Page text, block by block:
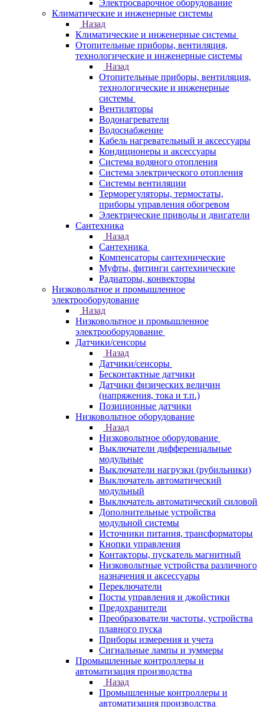
Электросварочное оборудование
Климатические и инженерные системы
Назад
Климатические и инженерные системы
Отопительные приборы, вентиляция,
технологические и инженерные системы
Назад
Отопительные приборы, вентиляция,
технологические и инженерные
системы
Вентиляторы
Водонагреватели
Водоснабжение
Кабель нагревательный и аксессуары
Кондиционеры и аксессуары
Система водяного отопления
Система электрического отопления
Системы вентиляции
Терморегуляторы, термостаты,
приборы управления обогревом
Электрические приводы и двигатели
Сантехника
Назад
Сантехника
Компенсаторы сантехнические
Муфты, фитинги сантехнические
Радиаторы, конвекторы
Низковольтное и промышленное
электрооборудование
Назад
Низковольтное и промышленное
электрооборудование
Датчики/сенсоры
Назад
Датчики/сенсоры
Бесконтактные датчики
Датчики физических величин
(напряжения, тока и т.п.)
Позиционные датчики
Низковольтное оборудование
Назад
Низковольтное оборудование
Выключатели дифференцальные
модульные
Выключатели нагрузки (рубильники)
Выключатель автоматический
модульный
Выключатель автоматический силовой
Дополнительные устройства
модульной системы
Источники питания, трансформаторы
Кнопки управления
Контакторы, пускатель магнитный
Низковольтные устройства различного
назначения и аксессуары
Переключатели
Посты управления и джойстики
Предохранители
Преобразователи частоты, устройства
плавного пуска
Приборы измерения и учета
Сигнальные лампы и зуммеры
Промышленные контроллеры и
автоматизация производства
Назад
Промышленные контроллеры и
автоматизация производства